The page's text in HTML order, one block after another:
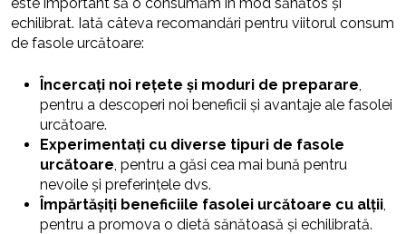
echilibrat. Iată câteva recomandări pentru viitorul consum
de fasole urcătoare:
Încercați noi rețete și moduri de preparare
pentru a descoperi noi beneficii și avantaje ale fasolei
urcătoare.
Experimentați cu diverse tipuri de fasole
urcătoare , pentru a găsi cea mai bună pentru
nevoile și preferințele dvs.
Împărtășiți beneficiile fasolei urcătoare cu alții
pentru a promova o dietă sănătoasă și echilibrată.